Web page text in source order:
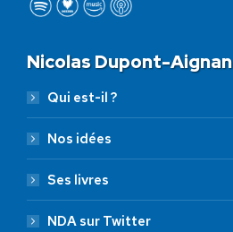
Nicolas Dupont-Aignan
Qui est-il ?
Nos idées
Ses livres
NDA sur Twitter